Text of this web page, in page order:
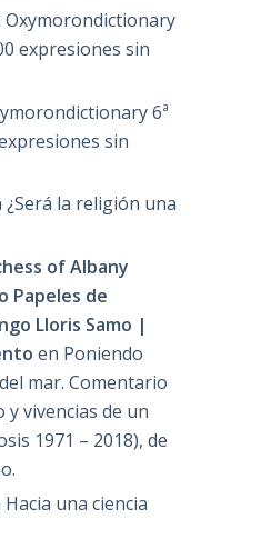
Oxymorondictionary
expresiones sin
6ª
sin
¿Será la religión una
of Albany
Papeles de
Lloris Samo |
en Poniendo
mar. Comentario
vivencias de un
1971 – 2018), de
Hacia una ciencia